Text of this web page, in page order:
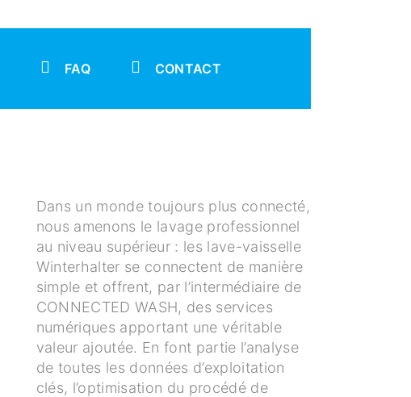
FAQ CONTACT
Dans un monde toujours plus connecté,
nous amenons le lavage professionnel
au niveau supérieur : les lave-vaisselle
Winterhalter se connectent de manière
simple et offrent, par l’intermédiaire de
CONNECTED WASH, des services
numériques apportant une véritable
valeur ajoutée. En font partie l’analyse
de toutes les données d’exploitation
clés, l’optimisation du procédé de